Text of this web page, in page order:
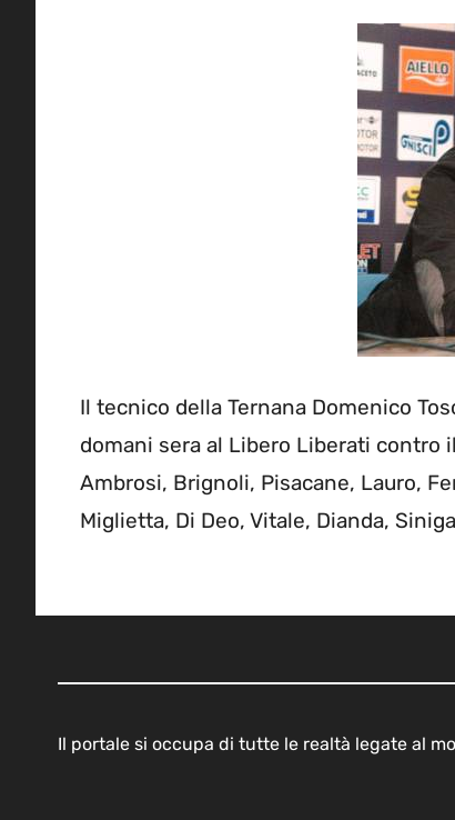
Il tecnico della Ternana Domenico
domani sera al Libero Liberati contro
Ambrosi, Brignoli, Pisacane, Lauro,
Miglietta, Di Deo, Vitale, Dianda,
Il portale si occupa di tutte le realtà legate al